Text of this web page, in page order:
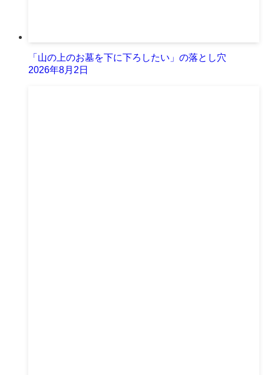
「山の上のお墓を下に下ろしたい」の落とし穴
2026年8月2日